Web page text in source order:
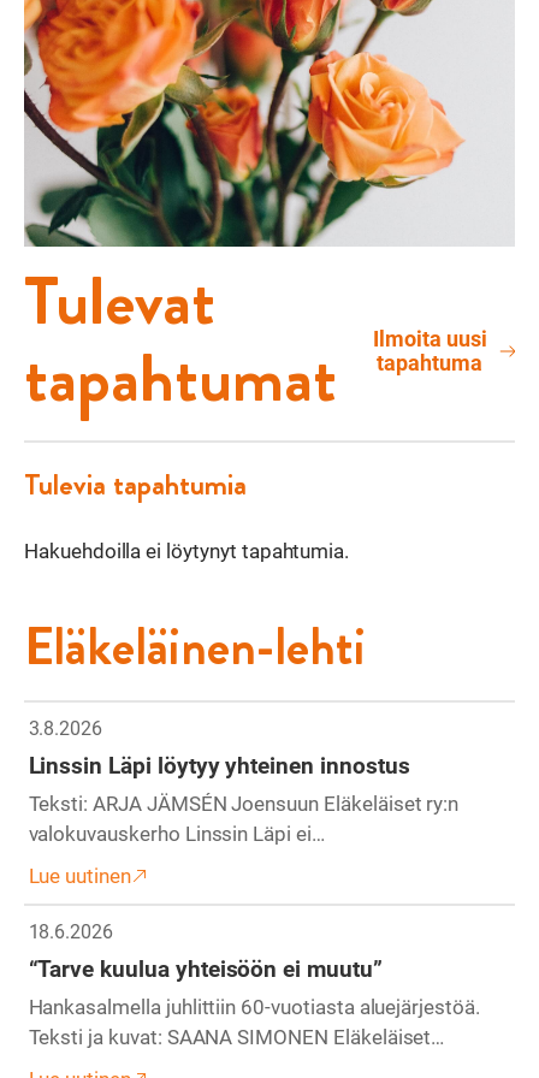
Tulevat
tapahtumat
Ilmoita uusi
tapahtuma
Tulevia tapahtumia
Hakuehdoilla ei löytynyt tapahtumia.
Eläkeläinen-lehti
3.8.2026
Linssin Läpi löytyy yhteinen innostus
Teksti: ARJA JÄMSÉN Joensuun Eläkeläiset ry:n
valokuvauskerho Linssin Läpi ei…
Lue uutinen
18.6.2026
“Tarve kuulua yhteisöön ei muutu”
Hankasalmella juhlittiin 60-vuotiasta aluejärjestöä.
Teksti ja kuvat: SAANA SIMONEN Eläkeläiset…